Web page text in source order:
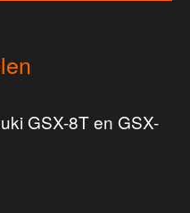
GSX-8T en GSX-